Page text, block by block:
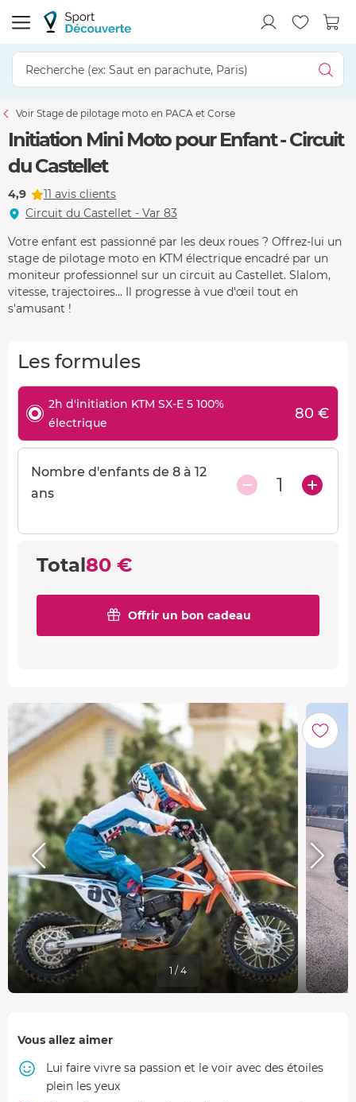
Voir Stage de pilotage moto en PACA et Corse
Initiation Mini Moto pour Enfant - Circuit
du Castellet
4,9
11 avis clients
Circuit du Castellet - Var 83
Votre enfant est passionné par les deux roues ? Offrez-lui un
stage de pilotage moto en KTM électrique encadré par un
moniteur professionnel sur un circuit au Castellet. Slalom,
vitesse, trajectoires... Il progresse à vue d'œil tout en
s'amusant !
Les formules
2h d'initiation KTM SX-E 5 100%
électrique
80 €
Nombre d'enfants de 8 à 12
ans
1
Total80 €
Offrir un bon cadeau
1 / 4
Vous allez aimer
Lui faire vivre sa passion et le voir avec des étoiles
plein les yeux